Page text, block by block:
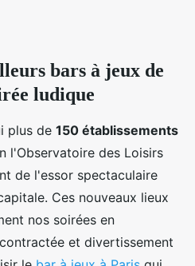
bars à jeux de
ludique
plus de 150 établissements
l'Observatoire des Loisirs
de l'essor spectaculaire
Ces nouveaux lieux
nos soirées en
et divertissement